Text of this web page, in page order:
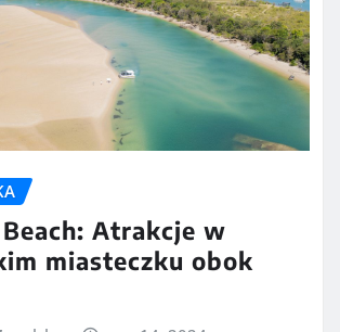
Atrakcje w
miasteczku obok